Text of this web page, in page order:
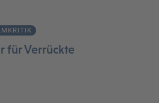
für Verrückte